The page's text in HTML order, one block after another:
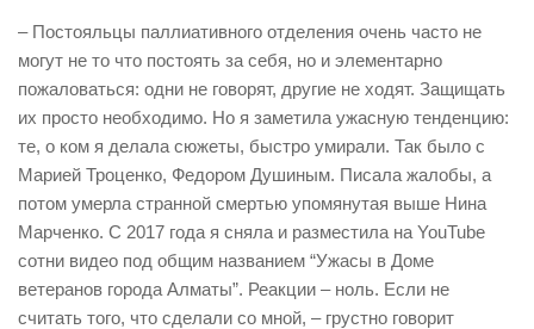
– Постояльцы паллиативного отделения очень часто не
могут не то что постоять за себя, но и элементарно
пожаловаться: одни не говорят, другие не ходят. Защищать
их просто необходимо. Но я заметила ужасную тенденцию:
те, о ком я делала сюжеты, быстро умирали. Так было с
Марией Троценко, Федором Душиным. Писала жалобы, а
потом умерла странной смертью упомянутая выше Нина
Марченко. С 2017 года я сняла и разместила на YouTube
сотни видео под общим названием “Ужасы в Доме
ветеранов города Алматы”. Реакции – ноль. Если не
считать того, что сделали со мной, – грустно говорит